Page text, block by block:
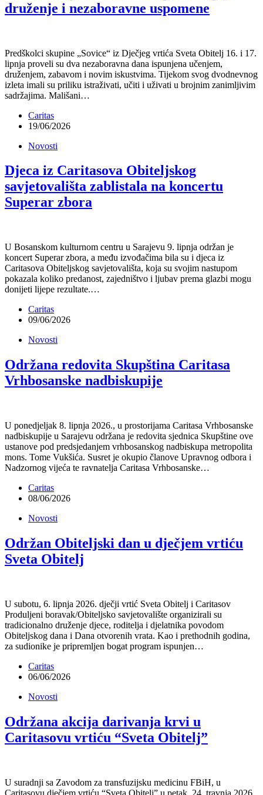
druženje i nezaboravne uspomene
Predškolci skupine „Sovice“ iz Dječjeg vrtića Sveta Obitelj 16. i 17.
lipnja proveli su dva nezaboravna dana ispunjena učenjem,
druženjem, zabavom i novim iskustvima. Tijekom svog dvodnevnog
izleta imali su priliku istraživati, učiti i uživati u brojnim zanimljivim
sadržajima. Mališani…
Caritas
19/06/2026
Novosti
Djeca iz Caritasova Obiteljskog
savjetovališta zablistala na koncertu
Superar zbora
U Bosanskom kulturnom centru u Sarajevu 9. lipnja održan je
koncert Superar zbora, a među izvođačima bila su i djeca iz
Caritasova Obiteljskog savjetovališta, koja su svojim nastupom
pokazala koliko predanost, zajedništvo i ljubav prema glazbi mogu
donijeti lijepe rezultate.…
Caritas
09/06/2026
Novosti
Održana redovita Skupština Caritasa
Vrhbosanske nadbiskupije
U ponedjeljak 8. lipnja 2026., u prostorijama Caritasa Vrhbosanske
nadbiskupije u Sarajevu održana je redovita sjednica Skupštine ove
ustanove pod predsjedanjem vrhbosanskog nadbiskupa metropolita
mons. Tome Vukšića. Susret je okupio članove Upravnog odbora i
Nadzornog vijeća te ravnatelja Caritasa Vrhbosanske…
Caritas
08/06/2026
Novosti
Održan Obiteljski dan u dječjem vrtiću
Sveta Obitelj
U subotu, 6. lipnja 2026. dječji vrtić Sveta Obitelj i Caritasov
Produljeni boravak/Obiteljsko savjetovalište organizirali su
tradicionalno druženje djece, roditelja i djelatnika povodom
Obiteljskog dana i Dana otvorenih vrata. Kao i prethodnih godina,
za sudionike je pripremljen bogat program ispunjen…
Caritas
06/06/2026
Novosti
Održana akcija darivanja krvi u
Caritasovu vrtiću “Sveta Obitelj”
U suradnji sa Zavodom za transfuzijsku medicinu FBiH, u
Caritasovu dječjem vrtiću “Sveta Obitelj” u petak, 24. travnja 2026.,